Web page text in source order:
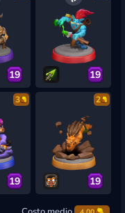
19 19
3
19
2
19